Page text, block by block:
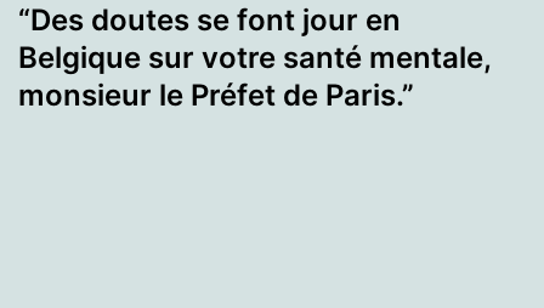
“Des doutes se font jour en
Belgique sur votre santé mentale,
monsieur le Préfet de Paris.”